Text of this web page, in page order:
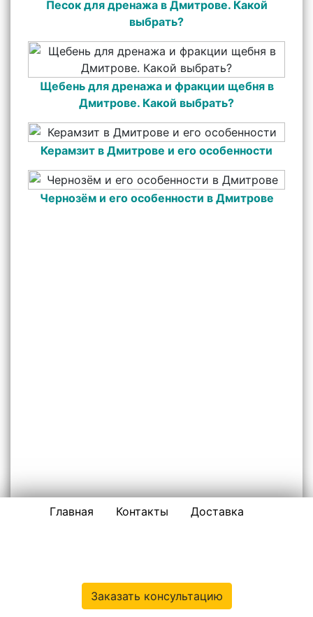
Песок для дренажа в Дмитрове. Какой
выбрать?
Щебень для дренажа и фракции щебня в
Дмитрове. Какой выбрать?
Керамзит в Дмитрове и его особенности
Чернозём и его особенности в Дмитрове
Главная Контакты Доставка
Заказать консультацию